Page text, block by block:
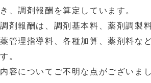
き、調剤報酬を算定しています。
調剤報酬は、調剤基本料、薬剤調製
薬管理指導料、各種加算、薬剤料な
す。
内容についてご不明な点がございま